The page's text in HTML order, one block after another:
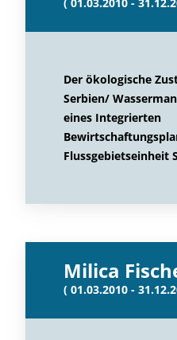
Der ökologische
Serbien/
eines Integrierten
Flussgebietseinheit
Milica
( 01.03.2010 -